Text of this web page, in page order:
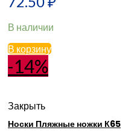
В наличии
В корзину
-14%
Закрыть
Носки Пляжные ножки К65